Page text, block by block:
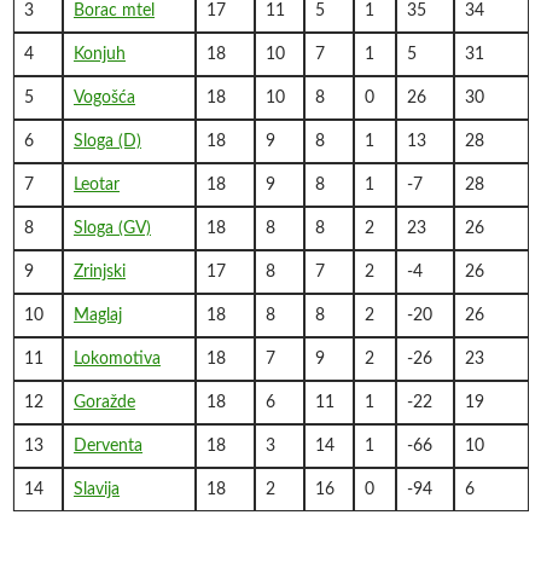
3 Borac mtel 17 11 5 1 35 34
4 Konjuh 18 10 7 1 5 31
5 Vogošća 18 10 8 0 26 30
6 Sloga (D) 18 9 8 1 13 28
7 Leotar 18 9 8 1 -7 28
8 Sloga (GV) 18 8 8 2 23 26
9 Zrinjski 17 8 7 2 -4 26
10 Maglaj 18 8 8 2 -20 26
11 Lokomotiva 18 7 9 2 -26 23
12 Goražde 18 6 11 1 -22 19
13 Derventa 18 3 14 1 -66 10
14 Slavija 18 2 16 0 -94 6